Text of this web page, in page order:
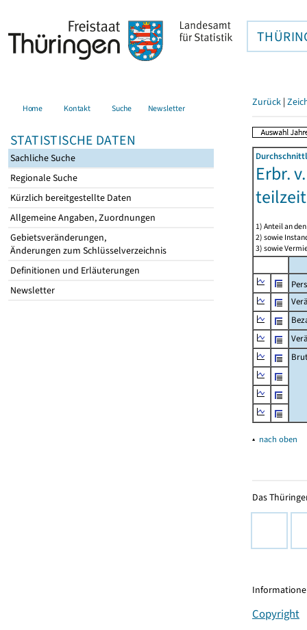
Home Kontakt Suche Newsletter
STATISTISCHE DATEN
Sachliche Suche
Regionale Suche
Kürzlich bereitgestellte Daten
Allgemeine Angaben, Zuordnungen
Gebietsveränderungen,
Änderungen zum Schlüsselverzeichnis
Definitionen und Erläuterungen
Newsletter
Zurück |
Erbr.
1) Anteil an
2) sowie
3) sowie
▴ nach oben
Das
Copyright